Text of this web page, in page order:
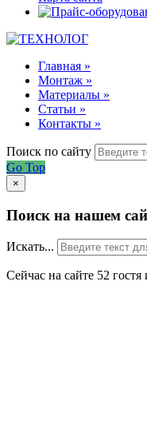
Главная »
Монтаж »
Материалы »
Статьи »
Контакты »
Поиск по сайту
Go Top
×
Поиск на нашем
Искать...
Сейчас на сайте 52 гостя